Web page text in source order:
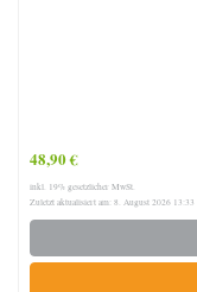
48,90 €
inkl. 19% gesetzlicher MwSt.
Zuletzt aktualisiert am: 8. August 2026 13:33